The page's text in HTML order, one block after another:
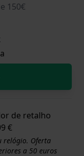
150€
de retalho
€
relógio. Oferta
a 50 euros